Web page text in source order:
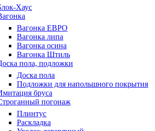
Хаус
Вагонка ЕВРО
Вагонка липа
Вагонка осина
Вагонка Штиль
пола, подложки
Доска пола
Подложки для напольшного покрытия
бруса
погонаж
Плинтус
Раскладка